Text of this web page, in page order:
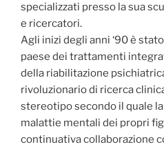
specializzati presso la sua
e ricercatori.
Agli inizi degli anni ‘90 è
paese dei trattamenti
della riabilitazione
rivoluzionario di ricerca
stereotipo secondo il quale
malattie mentali dei propri
continuativa collaborazione